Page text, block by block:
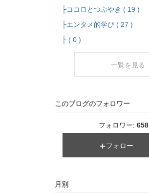
├ココロとつぶやき ( 19 )
├エンタメ的学び ( 27 )
├ ( 0 )
一覧を見る
このブログのフォロワー
フォロワー: 658
フォロー
月別